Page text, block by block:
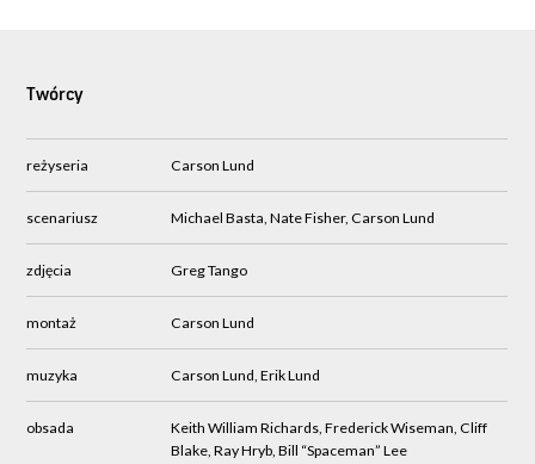
Twórcy
reżyseria Carson Lund
scenariusz Michael Basta, Nate Fisher, Carson Lund
zdjęcia Greg Tango
montaż Carson Lund
muzyka Carson Lund, Erik Lund
obsada
Keith William Richards, Frederick Wiseman, Cliff
Blake, Ray Hryb, Bill “Spaceman” Lee